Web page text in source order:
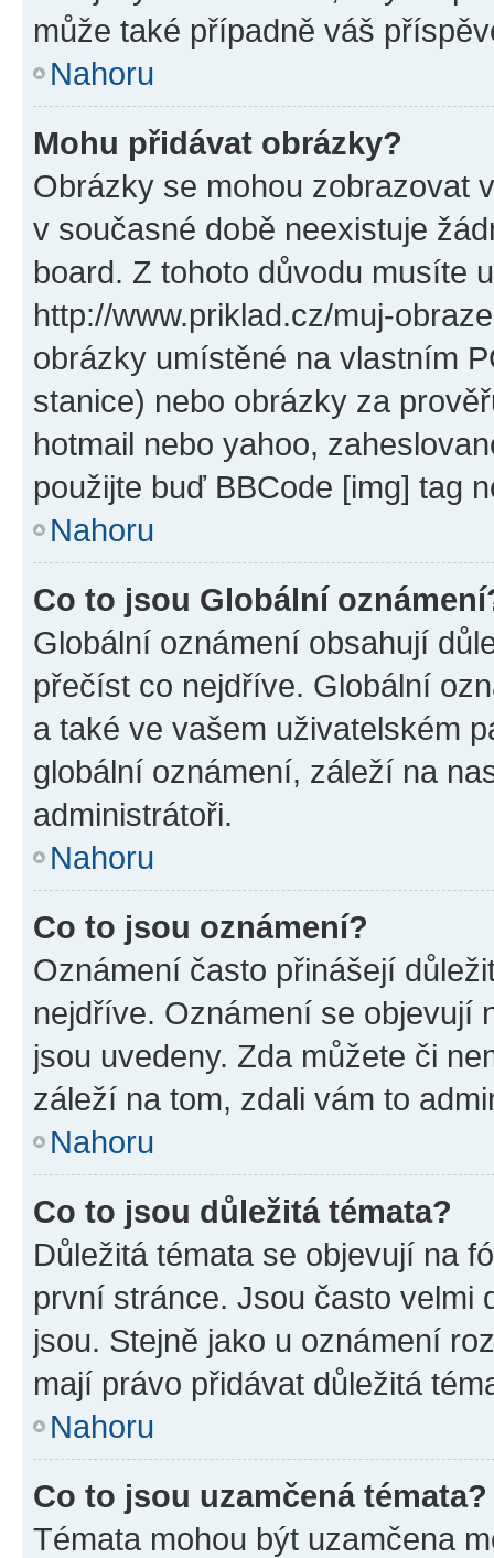
může také případně váš
Nahoru
Mohu přidávat obrázky?
Obrázky se mohou zobrazovat
v současné době neexistuje
board. Z tohoto důvodu musíte
http://www.priklad.cz/muj-
obrázky umístěné na vlastním
stanice) nebo obrázky za
hotmail nebo yahoo,
použijte buď BBCode [img] tag
Nahoru
Co to jsou Globální
Globální oznámení obsahují
přečíst co nejdříve. Globální
a také ve vašem uživatelském
globální oznámení, záleží na
administrátoři.
Nahoru
Co to jsou oznámení?
Oznámení často přinášejí
nejdříve. Oznámení se objevují
jsou uvedeny. Zda můžete či
záleží na tom, zdali vám to
Nahoru
Co to jsou důležitá témata?
Důležitá témata se objevují na
první stránce. Jsou často velmi
jsou. Stejně jako u oznámení
mají právo přidávat důležitá
Nahoru
Co to jsou uzamčená témata?
Témata mohou být uzamčena